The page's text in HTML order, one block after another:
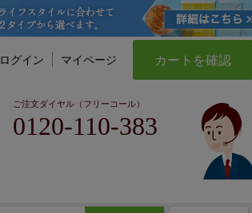
ログイン マイページ カートを確認
ご注文ダイヤル（フリーコール）
0120-110-383